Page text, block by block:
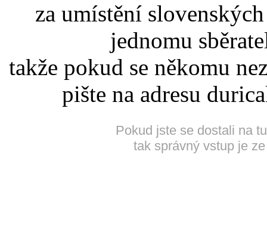
za umístění
jednomu
takže pokud se někomu
pište na adresu
Pokud jste se dostali na
tak správný vstup je